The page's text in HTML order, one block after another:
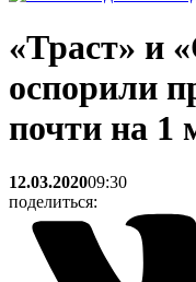
«Траст» и
оспорили
почти на 1
12.03.202009:30
поделиться: